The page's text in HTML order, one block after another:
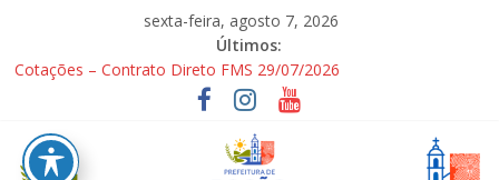
sexta-feira, agosto 7, 2026
Últimos:
Cotações – Contrato Direto FMS 29/07/2026
PONTOS TURÍSTICOS DE POÇÃO
Processo Seletivo Simplificado para Gestores Escolares da Rede
Municipal
1ª Festa dos Pais